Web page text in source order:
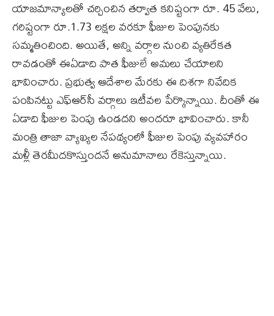
యాజమాన్యాలతో చర్చించిన తర్వాత కనిష్టంగా రూ. 45 వేలు,
గరిష్టంగా రూ.1.73 లక్షల వరకూ ఫీజుల పెంపునకు
సమ్మతించింది. అయితే, అన్ని వర్గాల నుంచి వ్యతిరేకత
రావడంతో ఈఏడాది పాత ఫీజులే అమలు చేయాలని
భావించారు. ప్రభుత్వ ఆదేశాల మేరకు ఈ దిశగా నివేదిక
పంపినట్టు ఎఫ్‌ఆర్‌సీ వర్గాలు ఇటీవల పేర్కొన్నాయి. దీంతో ఈ
ఏడాది ఫీజుల పెంపు ఉండదని అందరూ భావించారు. కానీ
మంత్రి తాజా వ్యాఖ్యల నేపథ్యంలో ఫీజుల పెంపు వ్యవహారం
మళ్లీ తెరమీదకొస్తుందనే అనుమానాలు రేకెస్తున్నాయి.